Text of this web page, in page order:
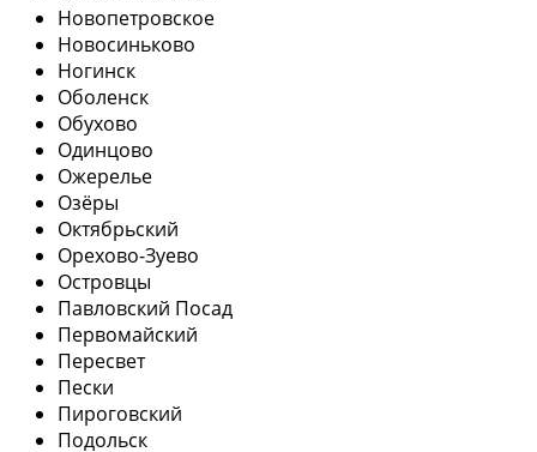
Новопетровское
Новосиньково
Ногинск
Оболенск
Обухово
Одинцово
Ожерелье
Озёры
Октябрьский
Орехово-Зуево
Островцы
Павловский Посад
Первомайский
Пересвет
Пески
Пироговский
Подольск